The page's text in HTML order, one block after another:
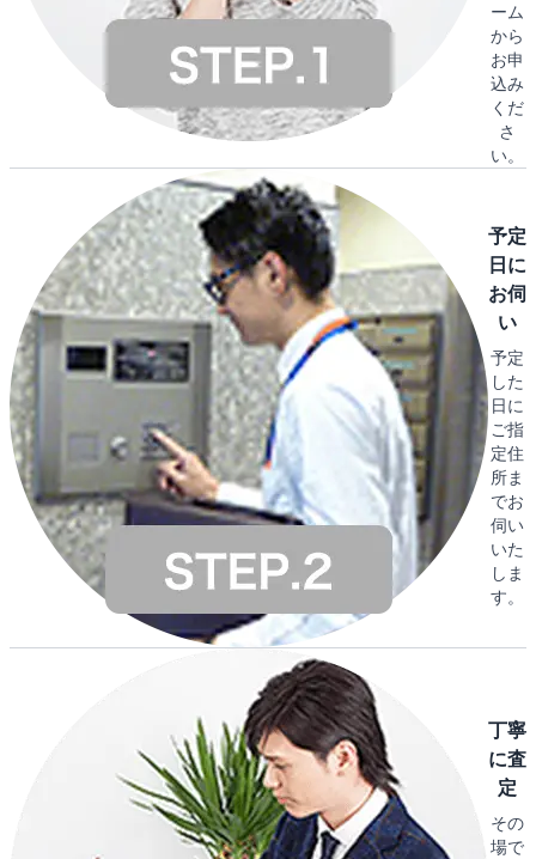
ーム
から
お申
込み
くだ
さ
い。
予定
日に
お伺
い
予定
した
日に
ご指
定住
所ま
でお
伺い
いた
しま
す。
丁寧
に査
定
その
場で